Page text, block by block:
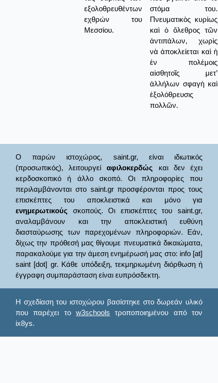
εξολοθρευθέντων
εχθρών του
Μεσσίου.
στόμα του.
Πνευματικὸς κυρίως
καὶ ὁ ὅλεθρος τῶν
ἀντιπάλων, χωρὶς
νὰ ἀποκλείεται καὶ ἡ
ἐν πολέμοις
αἰσθητοῖς μετ’
ἀλλήλων σφαγὴ καὶ
ἐξολόθρευσις
πολλῶν.
Ο παρών ιστοχώρος, saint.gr, είναι ιδιωτικός
(προσωπικός), λειτουργείαφιλοκερδώς και δεν έχει
κερδοσκοπικό ή άλλο σκοπό. Οι πληροφορίες που
περιλαμβάνονται στο saint.gr προσφέρονται προς τους
επισκέπτες του αποκλειστικά και μόνο για
ενημερωτικούς σκοπούς. Οι επισκέπτες του saint.gr,
αναλαμβάνουν και την αποκλειστική ευθύνη
διασταύρωσης των παρεχομένων πληροφοριών. Εάν,
δίχως την πρόθεσή μας θίγουμε πνευματικά δικαιώματα,
παρακαλούμε για την άμεση ενημέρωσή μας στο: info [at]
saint [dot] gr. Κάθε υπόδειξη, τεκμηριωμένη διόρθωση ή
έγγραφη συμπαράσταση είναι ευπρόσδεκτη.
Η σχεδίαση του ιστοχώρου βασίστηκε στο δωρεάν υλικό
που παρέχει το w3schools τροποποιημένου από τον
ix8ys.